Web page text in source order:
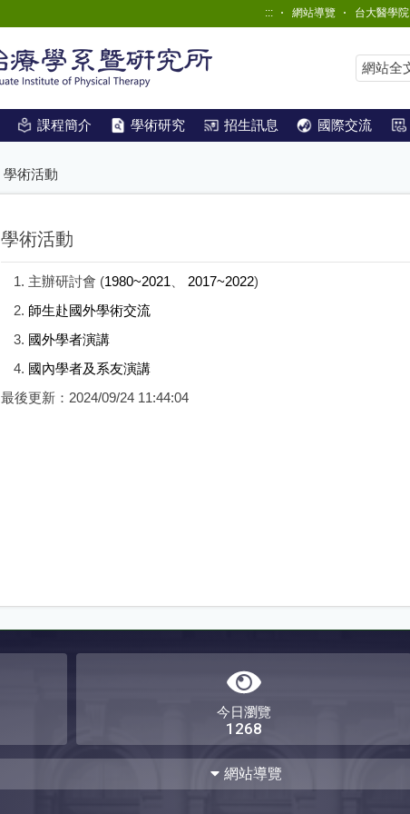
::: 網站導覽 台大醫學院
課程簡介 學術研究 招生訊息 國際交流
學術活動
學術活動
主辦研討會 (1980~2021 2017~2022)
師生赴國外學術交流
國外學者演講
國內學者及系友演講
最後更新： 2024/09/24 11:44:04
今日瀏覽
1268
網站導覽